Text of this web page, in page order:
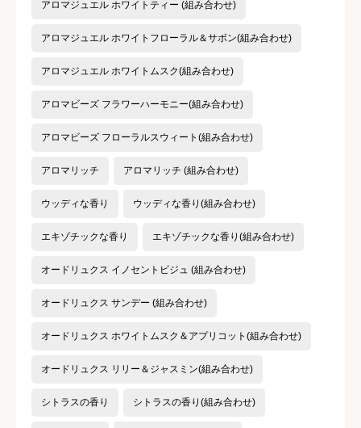
アロマジュエル ホワイトティー (組み合わせ)
アロマジュエル ホワイトフローラル＆サボン(組み合わせ)
アロマジュエル ホワイトムスク(組み合わせ)
アロマビーズ フラワーハーモニー(組み合わせ)
アロマビーズ フローラルスウィート(組み合わせ)
アロマリッチ アロマリッチ (組み合わせ)
ウッディな香り ウッディな香り(組み合わせ)
エキゾチックな香り エキゾチックな香り(組み合わせ)
オードリュクス イノセントビジュ (組み合わせ)
オードリュクス サンデー (組み合わせ)
オードリュクス ホワイトムスク＆アプリコット(組み合わせ)
オードリュクス リリー＆ジャスミン(組み合わせ)
シトラスの香り シトラスの香り(組み合わせ)